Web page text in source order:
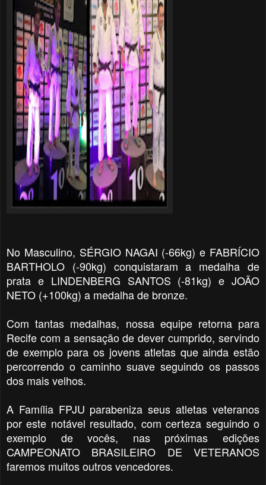
No Masculino, SÉRGIO NAGAI (-66kg) e FABRÍCIO
BARTHOLO (-90kg) conquistaram a medalha de
prata e LINDENBERG SANTOS (-81kg) e JOÃO
NETO (+100kg) a medalha de bronze.
Com tantas medalhas, nossa equipe retorna para
Recife com a sensação de dever cumprido, servindo
de exemplo para os jovens atletas que ainda estão
percorrendo o caminho suave seguindo os passos
dos mais velhos.
A Família FPJU parabeniza seus atletas veteranos
por este notável resultado, com certeza seguindo o
exemplo de vocês, nas próximas edições
CAMPEONATO BRASILEIRO DE VETERANOS
faremos muitos outros vencedores.